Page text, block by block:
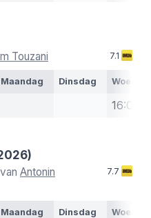
Touzani 7.1
Maandag Dinsdag
16:00
Antonin
7.7
Maandag Dinsdag